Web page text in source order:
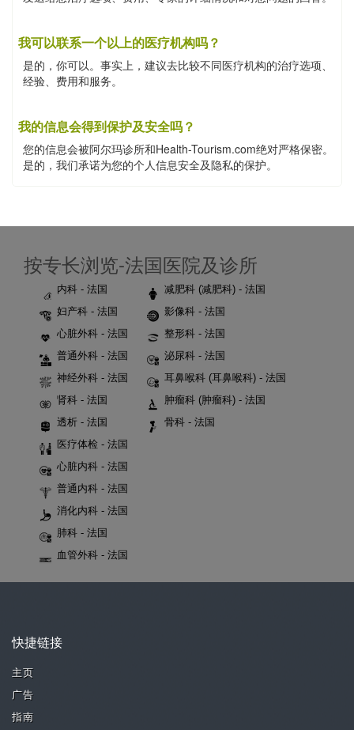
我可以联系一个以上的医疗机构吗？
是的，你可以。事实上，建议去比较不同医疗机构的治疗选项、
经验、费用和服务。
我的信息会得到保护及安全吗？
您的信息会被阿尔玛诊所和Health-Tourism.com绝对严格保密。
是的，我们承诺为您的个人信息安全及隐私的保护。
按专长浏览-法国医院及诊所
内科 - 法国
妇产科 - 法国
心脏外科 - 法国
普通外科 - 法国
神经外科 - 法国
肾科 - 法国
透析 - 法国
减肥科 (减肥科) - 法国
影像科 - 法国
整形科 - 法国
泌尿科 - 法国
耳鼻喉科 (耳鼻喉科) - 法国
肿瘤科 (肿瘤科) - 法国
骨科 - 法国
医疗体检 - 法国
心脏内科 - 法国
普通内科 - 法国
消化内科 - 法国
肺科 - 法国
血管外科 - 法国
快捷链接
主页
广告
指南